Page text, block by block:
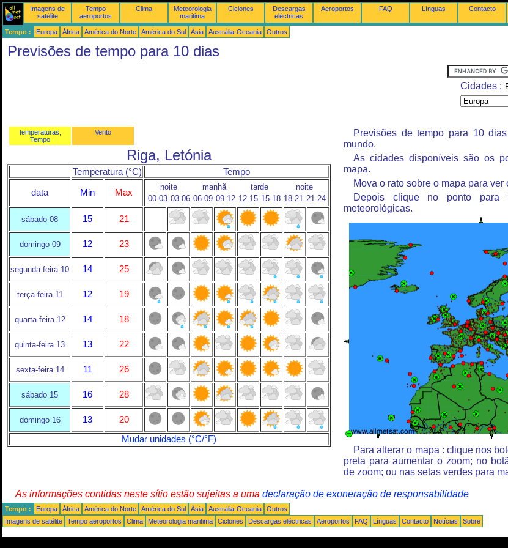
Imagens de
satélite
Tempo
aeroportos
Clima
Meteorologia
maritima
Ciclones
Descargas
eléctricas
Aeroportos FAQ Línguas Contacto
Tempo : Europa África América do Norte América do Sul Ásia Austrália-Oceania Outros
Previsões de tempo para 10 dias
Cidades :
temperaturas,
Tempo
Vento
Riga, Letónia
Temperatura (°C) Tempo
data Min Max
noite manhã tarde
noite
00-03 03-06 06-09 09-12 12-15 15-18 18-21 21-24
sábado 08 15 21
domingo 09 12 23
segunda-feira 10 14 25
terça-feira 11 12 19
quarta-feira 12 14 18
quinta-feira 13 13 22
sexta-feira 14 11 26
sábado 15 16 28
domingo 16 13
20
Mudar unidades (°C/°F)
Previsões de tempo para 10
mundo.
As cidades disponíveis são os
mapa.
Mova o rato sobre o mapa para ver
Depois clique no ponto para
meteorológicas.
Para alterar o mapa : clique nos
preta para aumentar o zoom; no
de zoom; ou nas setas verdes para
As informações contidas neste sítio estão sujeitas a uma declaração de exoneração de responsabilidade
Tempo : Europa África América do Norte América do Sul Ásia Austrália-Oceania
Outros
Imagens de satélite
Tempo aeroportos Clima Meteorologia maritima Ciclones Descargas eléctricas Aeroportos FAQ Línguas Contacto Notícias Sobre